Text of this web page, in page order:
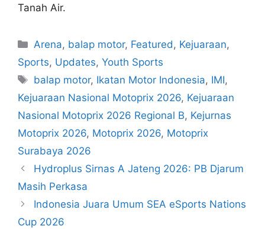
Tanah Air.
Arena, balap motor, Featured, Kejuaraan,
Sports, Updates, Youth Sports
balap motor, Ikatan Motor Indonesia, IMI,
Kejuaraan Nasional Motoprix 2026, Kejuaraan
Nasional Motoprix 2026 Regional B, Kejurnas
Motoprix 2026, Motoprix 2026, Motoprix
Surabaya 2026
Hydroplus Sirnas A Jateng 2026: PB Djarum
Masih Perkasa
Indonesia Juara Umum SEA eSports Nations
Cup 2026